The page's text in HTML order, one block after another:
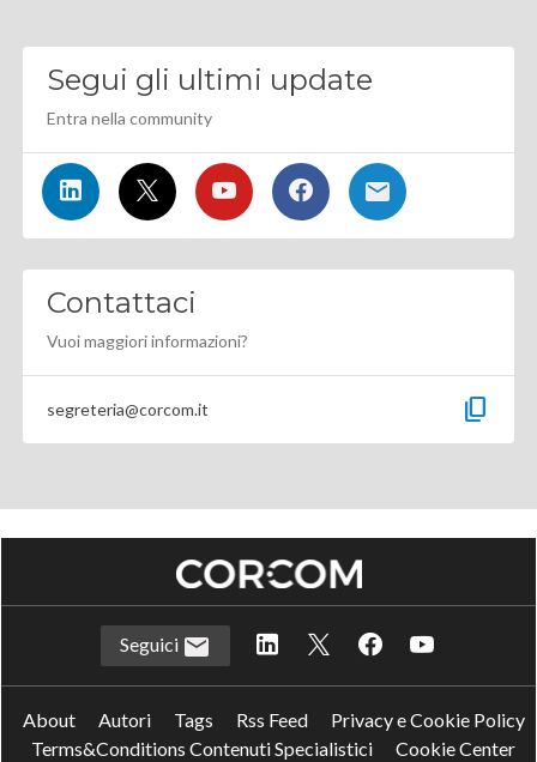
Segui gli ultimi update
Entra nella community
Contattaci
Vuoi maggiori informazioni?
segreteria@corcom.it content_copy
Seguici
About Autori Tags Rss Feed
Privacy e Cookie Policy
Terms&Conditions Contenuti Specialistici
Cookie Center